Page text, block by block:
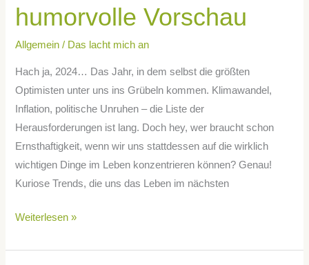
humorvolle Vorschau
Allgemein / Das lacht mich an
Hach ja, 2024… Das Jahr, in dem selbst die größten
Optimisten unter uns ins Grübeln kommen. Klimawandel,
Inflation, politische Unruhen – die Liste der
Herausforderungen ist lang. Doch hey, wer braucht schon
Ernsthaftigkeit, wenn wir uns stattdessen auf die wirklich
wichtigen Dinge im Leben konzentrieren können? Genau!
Kuriose Trends, die uns das Leben im nächsten
Weiterlesen »